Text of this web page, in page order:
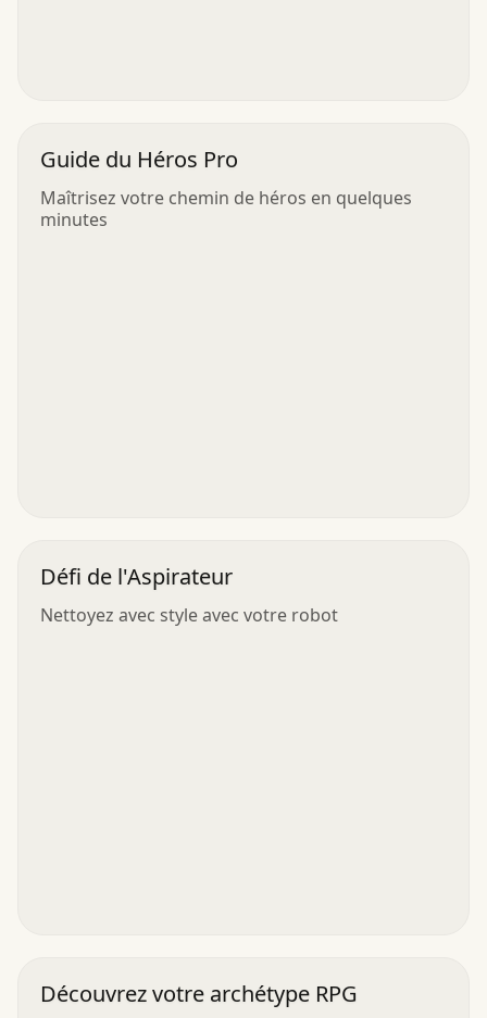
Guide du Héros Pro
Maîtrisez votre chemin de héros en quelques
minutes
Défi de l'Aspirateur
Nettoyez avec style avec votre robot
Découvrez votre archétype RPG